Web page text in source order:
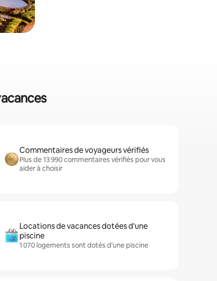
Commentaires de voyageurs vérifiés
Plus de 13 990 commentaires vérifiés pour vous
aider à choisir
Locations de vacances dotées d'une
piscine
1 070 logements sont dotés d'une piscine